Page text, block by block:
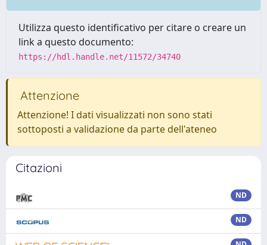
Utilizza questo identificativo per citare o creare un
link a questo documento:
https://hdl.handle.net/11572/34740
Attenzione
Attenzione! I dati visualizzati non sono stati
sottoposti a validazione da parte dell'ateneo
Citazioni
ND
ND